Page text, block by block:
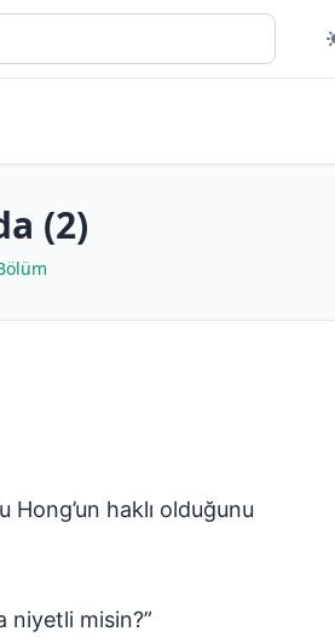
(2)
haklı olduğunu
niyetli misin?”